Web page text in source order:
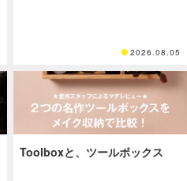
2026.08.05
Toolboxと、ツールボックス